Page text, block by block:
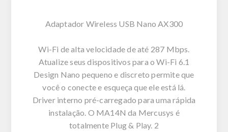
Adaptador Wireless USB Nano AX300
Wi-Fi de alta velocidade de até 287 Mbps.
Atualize seus dispositivos para o Wi-Fi 6.1
Design Nano pequeno e discreto permite que
você o conecte e esqueça que ele está lá.
Driver interno pré-carregado para uma rápida
instalação. O MA14N da Mercusys é
totalmente Plug & Play. 2